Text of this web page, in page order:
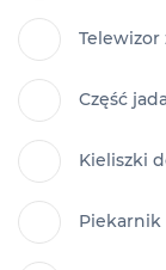
Telewizor
Część
Kieliszki
Piekarnik